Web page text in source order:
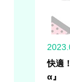
快適
α』